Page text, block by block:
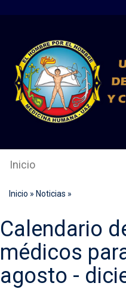
Inicio
Inicio » Noticias »
Calendario
médicos
agosto -